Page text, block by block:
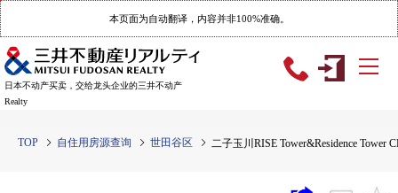
本页面为自动翻译，内容并非100%准确。
日本不动产买卖，交给龙头企业的三井不动产
Realty
TOP 自住用房源查询 世田谷区 二子玉川RISE Tower&Residence Tower